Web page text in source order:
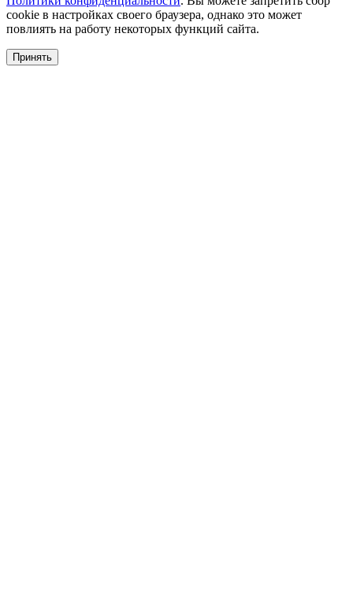
cookie в настройках своего браузера, однако это может
повлиять на работу некоторых функций сайта.
Принять